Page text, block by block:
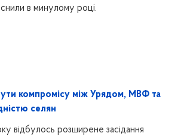
в минулому році.
компромісу між Урядом, МВФ та
селян
відбулось розширене засідання